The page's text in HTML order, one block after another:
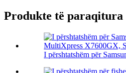
Produkte të paraqitura
I përshtatshëm për